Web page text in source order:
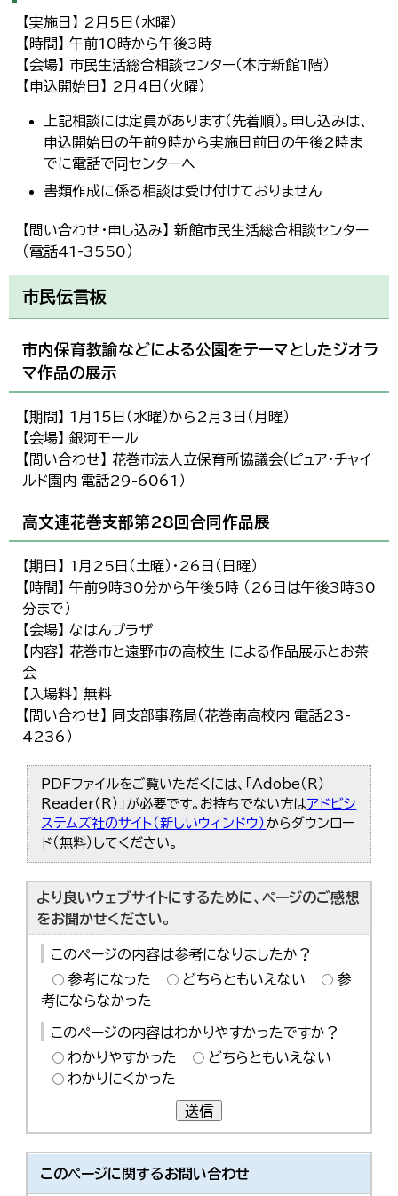
【実施日】 2月5日（水曜）
【時間】 午前10時から午後3時
【会場】 市民生活総合相談センター（本庁新館1階）
【申込開始日】 2月4日（火曜）
上記相談には定員があります（先着順）。申し込みは、
申込開始日の午前9時から実施日前日の午後2時ま
でに電話で同センターへ
書類作成に係る相談は受け付けておりません
【問い合わせ・申し込み】 新館市民生活総合相談センター
（電話41-3550）
市民伝言板
市内保育教諭などによる公園をテーマとしたジオラ
マ作品の展示
【期間】 1月15日（水曜）から2月3日（月曜）
【会場】 銀河モール
【問い合わせ】 花巻市法人立保育所協議会（ピュア・チャイ
ルド園内 電話29-6061）
高文連花巻支部第28回合同作品展
【期日】 1月25日（土曜）・26日（日曜）
【時間】 午前9時30分から午後5時 （26日は午後3時30
分まで）
【会場】 なはんプラザ
【内容】 花巻市と遠野市の高校生 による作品展示とお茶
会
【入場料】 無料
【問い合わせ】 同支部事務局（花巻南高校内 電話23-
4236）
PDFファイルをご覧いただくには、「Adobe（R）
Reader（R）」が必要です。お持ちでない方はアドビシ
ステムズ社のサイト（新しいウィンドウ） からダウンロー
ド（無料）してください。
より良いウェブサイトにするために、ページのご感想
をお聞かせください。
このページの内容は参考になりましたか？
参考になった
どちらともいえない
参
考にならなかった
このページの内容はわかりやすかったですか？
わかりやすかった
どちらともいえない
わかりにくかった
送信
このページに関するお問い合わせ